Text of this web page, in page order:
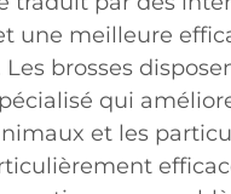
une meilleure
brosses
qui
et les